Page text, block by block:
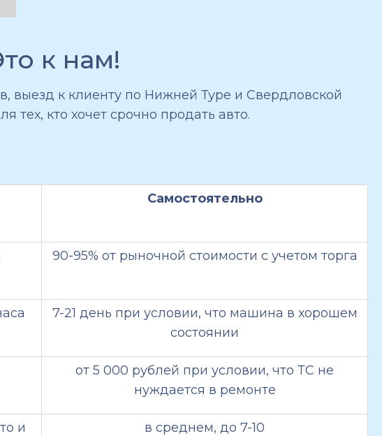
к нам!
выезд к клиенту по Нижней Туре и Свердловской
кто хочет срочно продать авто.
Самостоятельно
90-95% от рыночной стоимости с учетом торга
7-21 день при условии, что машина в хорошем
состоянии
от 5 000 рублей при условии, что ТС не
нуждается в ремонте
и
в среднем, до 7-10